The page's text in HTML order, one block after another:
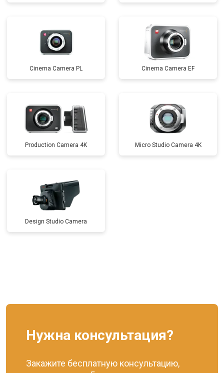
Cinema Camera PL Cinema Camera EF
Production Camera 4K Micro Studio Camera 4K
Design Studio Camera
Нужна консультация?
Закажите бесплатную консультацию,